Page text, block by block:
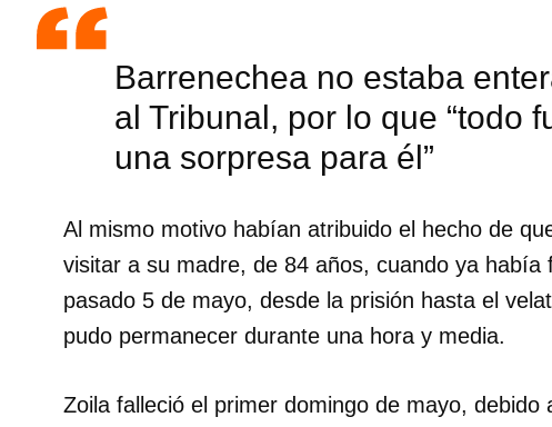
Guardar como favorito
Barrenechea no estaba
al Tribunal, por lo que “todo
una sorpresa para él”
Al mismo motivo habían atribuido el hecho de
visitar a su madre, de 84 años, cuando ya había
pasado 5 de mayo, desde la prisión hasta el
pudo permanecer durante una hora y media.
Zoila falleció el primer domingo de mayo,